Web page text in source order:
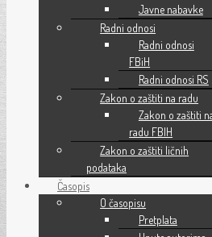
Komentar
izmjenama i
Zakona o javnim
Javne nabavke
Radni odnosi
Radni odnosi
FBiH
Radni odnosi RS
Zakon o zaštiti na radu
Zakon o zaštiti
radu FBIH
Zakon o zaštiti ličnih
podataka
Časopis
O časopisu
Pretplata